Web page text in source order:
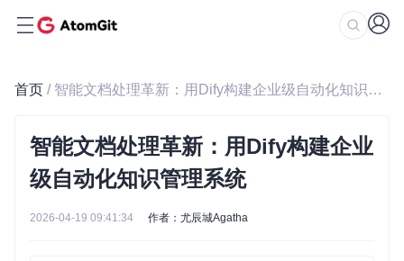
首页 / 智能文档处理革新：用Dify构建企业级自动化知识管理系统
智能文档处理革新：用Dify构建企业
级自动化知识管理系统
2026-04-19 09:41:34 作者：尤辰城Agatha